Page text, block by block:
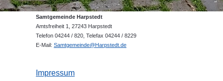
Samtgemeinde Harpstedt
Amtsfreiheit 1, 27243 Harpstedt
Telefon 04244 / 820, Telefax 04244 / 8229
E-Mail: Samtgemeinde@Harpstedt.de
Impressum